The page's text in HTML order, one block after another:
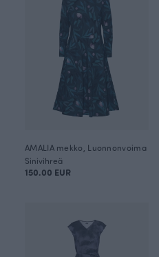
AMALIA mekko, Luonnonvoima
Sinivihreä
150.00 EUR